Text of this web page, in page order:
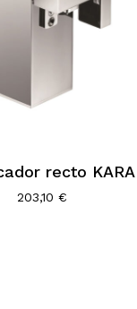
recto KARA
203,10 €